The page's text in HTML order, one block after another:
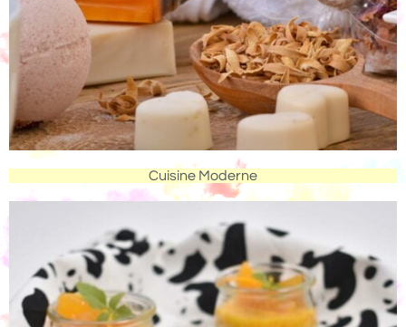
Cuisine Moderne